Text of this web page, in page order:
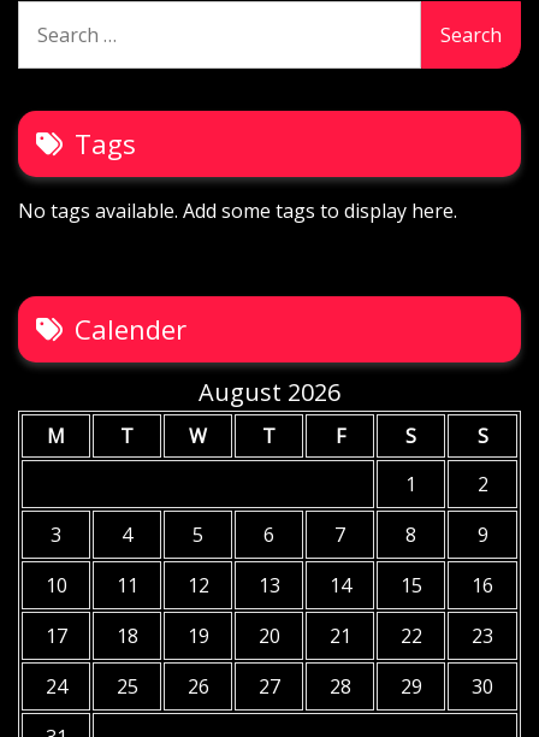
for:
Tags
No tags available. Add some tags to display here.
Calender
August 2026
M T W T F S
S
1
2
3
4 5 6 7 8
9
10
11 12 13 14 15
16
17
18 19 20 21 22
23
24
25 26 27 28 29
30